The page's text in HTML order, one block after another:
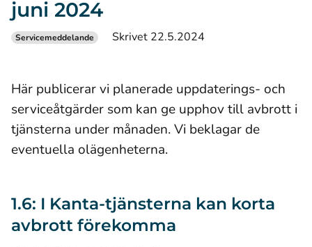
juni 2024
Servicemeddelande Skrivet 22.5.2024
Här publicerar vi planerade uppdaterings- och
serviceåtgärder som kan ge upphov till avbrott i
tjänsterna under månaden. Vi beklagar de
eventuella olägenheterna.
1.6: I Kanta-tjänsterna kan korta
avbrott förekomma